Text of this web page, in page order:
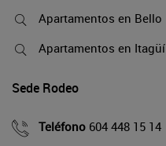
Apartamentos en Bello
Apartamentos en Itagüí
Sede Rodeo
Teléfono 604 448 15 14